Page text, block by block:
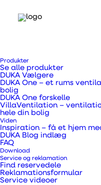
Produkter
Se alle produkter
DUKA Vælgere
DUKA One – et rums
bolig
DUKA One forskelle
VillaVentilation –
hele din bolig
Viden
Inspiration – få et hjem
DUKA Blog indlæg
FAQ
Download
Service og reklamation
Find reservedele
Reklamationsformular
Service videoer
Produkter
DUKA VillaVent
DUKA
Aggregat
Fi